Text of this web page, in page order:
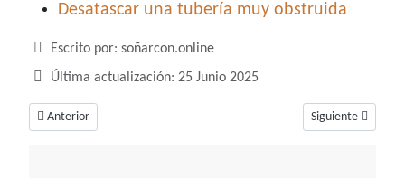
Desatascar una tubería muy obstruida
Detalles
Escrito por: soñarcon.online
Última actualización: 25 Junio 2025
Artículo anterior: Soñar con derramar, un sueño con distintos significados
Anterior Artículo siguiente:
Siguiente